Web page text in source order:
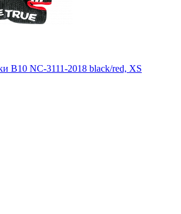
B10 NC-3111-2018 black/red, XS